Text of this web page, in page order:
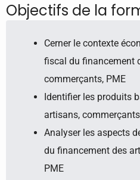
Objectifs de la
Cerner le contexte
fiscal du financement
commerçants, PME
Identifier les produits
artisans,
Analyser les aspects
du financement des
PME